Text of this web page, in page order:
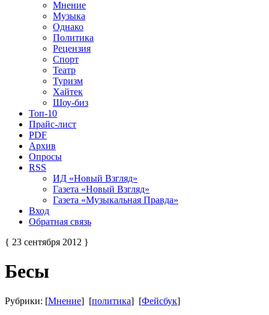
Мнение
Музыка
Однако
Политика
Рецензия
Спорт
Театр
Туризм
Хайтек
Шоу-биз
Топ-10
Прайс-лист
PDF
Архив
Опросы
RSS
ИД «Новый Взгляд»
Газета «Новый Взгляд»
Газета «Музыкальная Правда»
Вход
Обратная связь
{ 23 сентября 2012 }
Бесы
Рубрики: [Мнение] [политика] [Фейсбук]